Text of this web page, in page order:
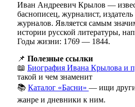
Иван Андреевич Крылов —
баснописец, журналист,
журналов. Является самым
истории русской литературы,
Годы жизни: 1769 — 1844.
📌 Полезные ссылки
📖 Биография Ивана Крылова и
такой и чем знаменит
📚 Каталог «Басни» — ищи
жанре и дневники к ним.